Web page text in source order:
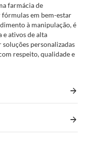
farmácia de
em bem-estar
à manipulação, é
e ativos de alta
personalizadas
respeito, qualidade e